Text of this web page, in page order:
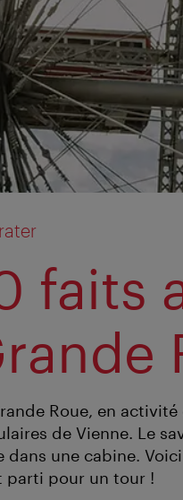
faits
Roue, en
de Vienne. Le
dans une cabine.
parti pour un tour !